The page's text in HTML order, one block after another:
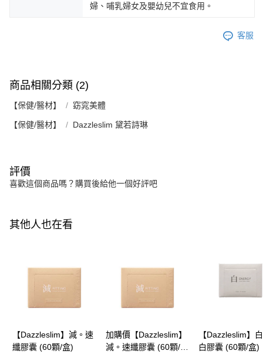
婦、哺乳婦女及嬰幼兒不宜食用。
客服
商品相關分類 (2)
【保健/醫材】 窈窕美體
【保健/醫材】 Dazzleslim 黛若詩琳
評價
喜歡這個商品嗎？購買後給他一個好評吧
其他人也在看
【Dazzleslim】減。速
纖膠囊 (60顆/盒)
加購價【Dazzleslim】
減。速纖膠囊 (60顆/
【Dazzleslim】
白膠囊 (60顆/盒)